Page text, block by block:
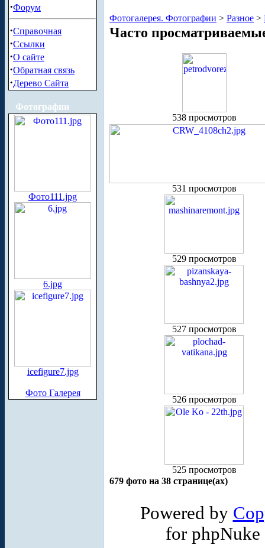
·Форум
·Справочная
·Ссылки
·О сайте
·Обратная связь
·Дерево Сайта
Фотографии
Фото111.jpg
6.jpg
icefigure7.jpg
Фото Галерея
Фотогалерея. Фотографии > Разное >
Часто
538 просмотров
531 просмотров
529 просмотров
527 просмотров
526 просмотров
525 просмотров
679 фото на 38 странице(ах)
Powered by
for